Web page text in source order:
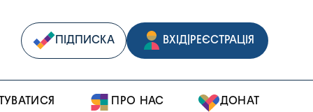
ПІДПИСКА ВХІД РЕЄСТРАЦІЯ
ПРО НАС ДОНАТ